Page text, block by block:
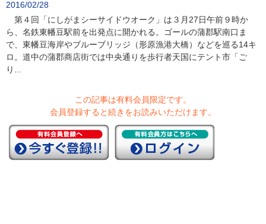
2016/02/28
第４回「にしがまシーサイドウオーク」は３月27日午前９時か
ら、名鉄東幡豆駅前を出発点に開かれる。ゴールの蒲郡駅南口ま
で、東幡豆海岸やブルーブリッジ（形原漁港大橋）などを巡る14キ
ロ。道中の蒲郡商店街では中央通りを歩行者天国にテント市「ご
り...
この記事は有料会員限定です。
会員登録すると続きをお読みいただけます。